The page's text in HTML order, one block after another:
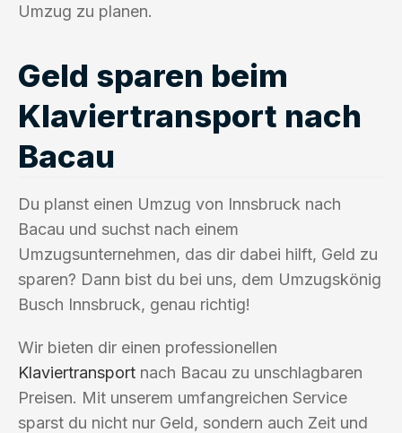
Umzug zu planen.
Geld sparen beim
Klaviertransport nach
Bacau
Du planst einen Umzug von Innsbruck nach
Bacau und suchst nach einem
Umzugsunternehmen, das dir dabei hilft, Geld zu
sparen? Dann bist du bei uns, dem Umzugskönig
Busch Innsbruck, genau richtig!
Wir bieten dir einen professionellen
Klaviertransport nach Bacau zu unschlagbaren
Preisen. Mit unserem umfangreichen Service
sparst du nicht nur Geld, sondern auch Zeit und